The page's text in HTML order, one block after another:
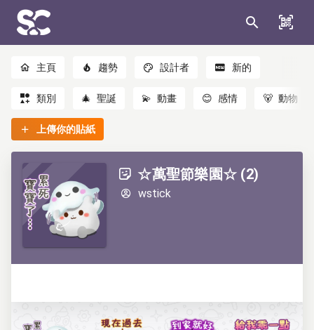
主頁 趨勢 設計者 新的
類別 🎄 聖誕 💫 動畫 😊 感情 🐻 動物
上傳你的貼紙
☆萬聖節樂園☆ (2)
wstick